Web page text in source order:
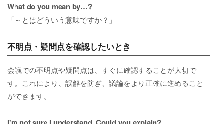
What do you mean by…?
「～とはどういう意味ですか？」
不明点・疑問点を確認したいとき
会議での不明点や疑問点は、すぐに確認することが大切で
す。これにより、誤解を防ぎ、議論をより正確に進めること
ができます。